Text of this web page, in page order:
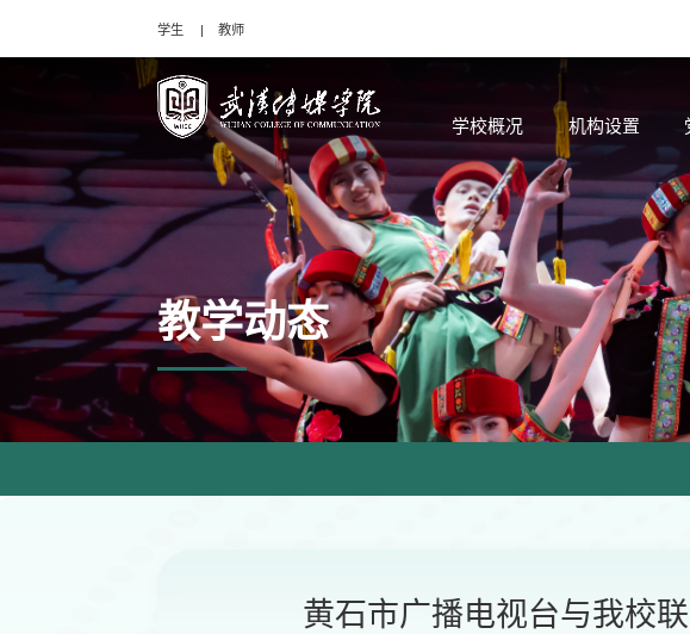
学生 教师
学校概况 机构设置
教学动态
黄石市广播电视台与我校